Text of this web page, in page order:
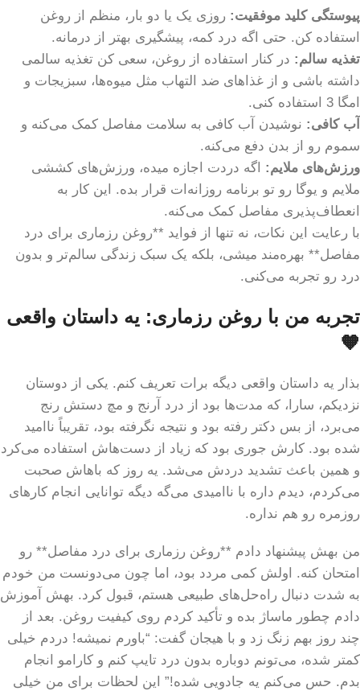
پیوستگی کلید موفقیت: روزی یک یا دو بار، منظم از روغن
استفاده کن. حتی اگه درد کمه، پیشگیری بهتر از درمانه.
تغذیه سالم: در کنار استفاده از روغن، سعی کن تغذیه سالمی
داشته باشی و از غذاهای ضد التهاب مثل میوه‌ها، سبزیجات و
امگا 3 استفاده کنی.
آب کافی: نوشیدن آب کافی به سلامت مفاصل کمک می‌کنه و
سموم رو از بدن دفع می‌کنه.
ورزش‌های ملایم: اگه دردت اجازه میده، ورزش‌های کششی
ملایم و یوگا رو تو برنامه روزانه‌ات قرار بده. این کار به
انعطاف‌پذیری مفاصل کمک می‌کنه.
با رعایت این نکات، نه تنها از فواید **روغن رزماری برای درد
مفاصل** بهره‌مند میشی، بلکه یک سبک زندگی سالم‌تر و بدون
درد رو تجربه می‌کنی.
تجربه من با روغن رزماری: یه داستان واقعی
🧡
بذار یه داستان واقعی دیگه برات تعریف کنم. یکی از دوستان
نزدیکم، سارا، که مدت‌ها بود از درد آرنج و مچ دستش رنج
می‌برد، از بس دکتر رفته بود و نتیجه نگرفته بود، تقریباً ناامید
شده بود. کارش جوری بود که زیاد از دست‌هاش استفاده می‌کرد
و همین باعث تشدید دردش می‌شد. یه روز که باهاش صحبت
می‌کردم، دیدم داره با ناامیدی می‌گه دیگه توانایی انجام کارهای
روزمره رو هم نداره.
من بهش پیشنهاد دادم **روغن رزماری برای درد مفاصل** رو
امتحان کنه. اولش کمی مردد بود، اما چون می‌دونست من خودم
به شدت دنبال راه‌حل‌های طبیعی هستم، قبول کرد. بهش آموزش
دادم چطور ماساژ بده و تأکید کردم روی کیفیت روغن. بعد از
چند روز بهم زنگ زد و با هیجان گفت: “باورم نمیشه! دردم خیلی
کمتر شده، می‌تونم دوباره بدون درد تایپ کنم و کارامو انجام
بدم. حس می‌کنم یه جادویی شده!” این لحظات برای من خیلی